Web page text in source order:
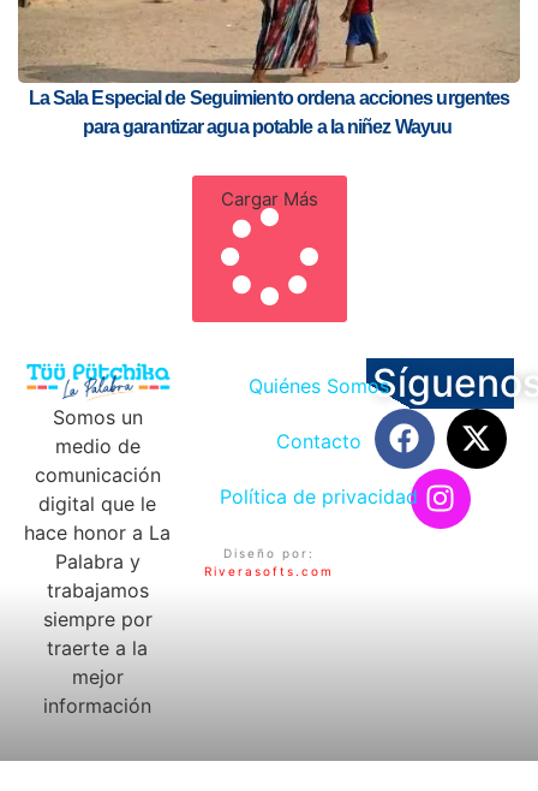
La Sala Especial de Seguimiento ordena acciones urgentes
para garantizar agua potable a la niñez Wayuu
Cargar Más
Somos un
medio de
comunicación
digital que le
hace honor a La
Palabra y
trabajamos
siempre por
traerte a la
mejor
información
Quiénes Somos
Contacto
Política de privacidad
Diseño por:
Riverasofts.com